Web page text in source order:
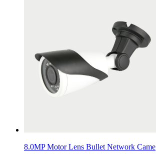
8.0MP Motor Lens Bullet Network Came